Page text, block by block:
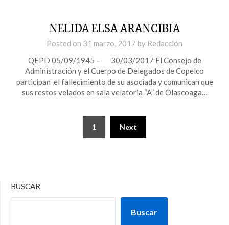
NELIDA ELSA ARANCIBIA
Posted on 31 marzo, 2017 by Redacción
QEPD 05/09/1945 – 30/03/2017 El Consejo de
Administración y el Cuerpo de Delegados de Copelco
participan el fallecimiento de su asociada y comunican que
sus restos velados en sala velatoria “A” de Olascoaga…
1 Next
BUSCAR
Buscar